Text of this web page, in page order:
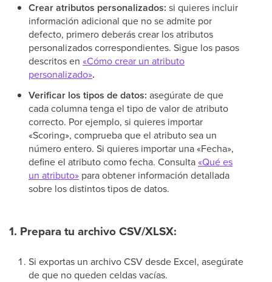
Crear atributos personalizados: si quieres incluir
información adicional que no se admite por
defecto, primero deberás crear los atributos
personalizados correspondientes. Sigue los pasos
descritos en «Cómo crear un atributo
personalizado».
Verificar los tipos de datos: asegúrate de que
cada columna tenga el tipo de valor de atributo
correcto. Por ejemplo, si quieres importar
«Scoring», comprueba que el atributo sea un
número entero. Si quieres importar una «Fecha»,
define el atributo como fecha. Consulta«Qué es
un atributo» para obtener información detallada
sobre los distintos tipos de datos.
1. Prepara tu archivo CSV/XLSX:
Si exportas un archivo CSV desde Excel, asegúrate
de que no queden celdas vacías.